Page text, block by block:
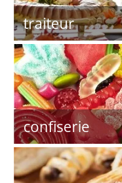
traiteur
confiserie